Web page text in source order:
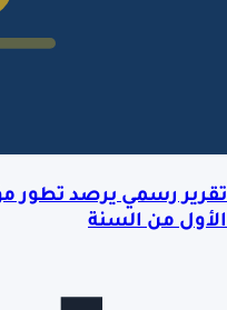
تقرير رسمي يرصد تطور
الأول من السنة